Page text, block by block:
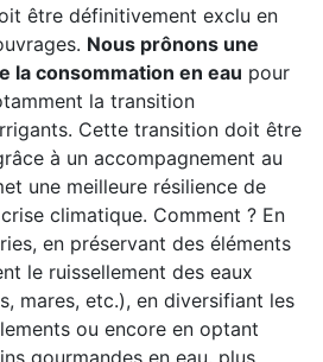
être définitivement exclu en
Nous prônons une
la consommation en eau pour
la transition
Cette transition doit être
à un accompagnement au
une meilleure résilience de
climatique. Comment ? En
en préservant des éléments
le ruissellement des eaux
mares, etc.), en diversifiant les
ou encore en optant
gourmandes en eau, plus